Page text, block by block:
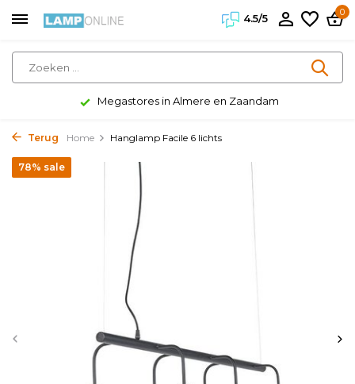
4.5/5
0
Megastores in Almere en Zaandam
Terug Home Hanglamp Facile 6 lichts
78% sale